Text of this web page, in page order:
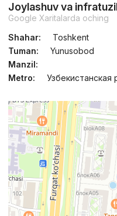
Joylashuv va
Google Xaritalarda oching
Shahar:
Toshkent
Tuman:
Yunusobod
Manzil:
Metro:
Узбекистанская